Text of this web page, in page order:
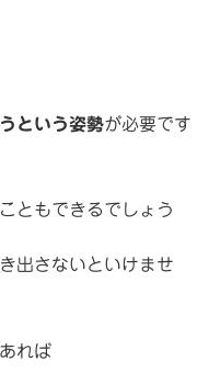
という姿勢が必要です
ともできるでしょう
出さないといけませ
れば